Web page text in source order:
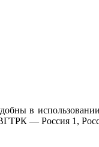
в
— Россия 1,